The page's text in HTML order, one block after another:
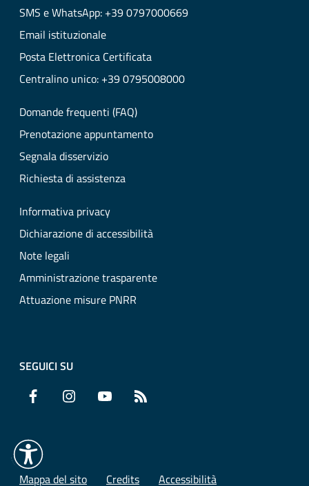
SMS e WhatsApp: +39 0797000669
Email istituzionale
Posta Elettronica Certificata
Centralino unico: +39 0795008000
Domande frequenti (FAQ)
Prenotazione appuntamento
Segnala disservizio
Richiesta di assistenza
Informativa privacy
Dichiarazione di accessibilità
Note legali
Amministrazione trasparente
Attuazione misure PNRR
SEGUICI SU
Facebook Instagram YouTube
Mappa del sito Credits Accessibilità